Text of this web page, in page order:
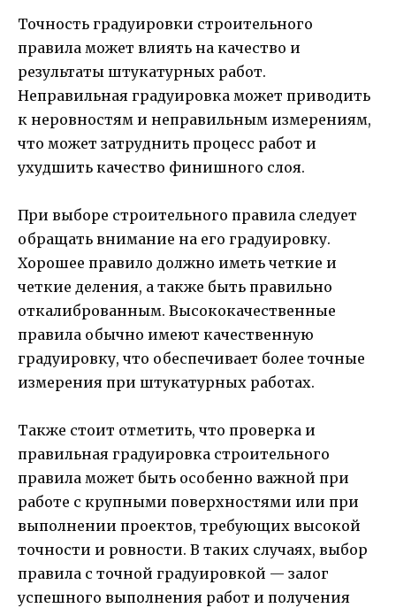
Точность градуировки строительного
правила может влиять на качество и
результаты штукатурных работ.
Неправильная градуировка может приводить
к неровностям и неправильным измерениям,
что может затруднить процесс работ и
ухудшить качество финишного слоя.
При выборе строительного правила следует
обращать внимание на его градуировку.
Хорошее правило должно иметь четкие и
четкие деления, а также быть правильно
откалиброванным. Высококачественные
правила обычно имеют качественную
градуировку, что обеспечивает более точные
измерения при штукатурных работах.
Также стоит отметить, что проверка и
правильная градуировка строительного
правила может быть особенно важной при
работе с крупными поверхностями или при
выполнении проектов, требующих высокой
точности и ровности. В таких случаях, выбор
правила с точной градуировкой — залог
успешного выполнения работ и получения